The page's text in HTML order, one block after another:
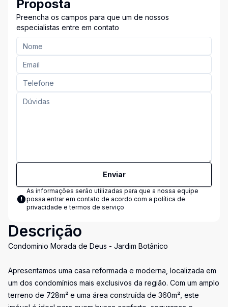
Proposta
Preencha os campos para que um de nossos
especialistas entre em contato
Enviar
As informações serão utilizadas para que a nossa equipe
possa entrar em contato de acordo com a política de
privacidade e termos de serviço
Descrição
Condomínio Morada de Deus - Jardim Botânico
Apresentamos uma casa reformada e moderna, localizada em
um dos condomínios mais exclusivos da região. Com um amplo
terreno de 728m² e uma área construída de 360m², este